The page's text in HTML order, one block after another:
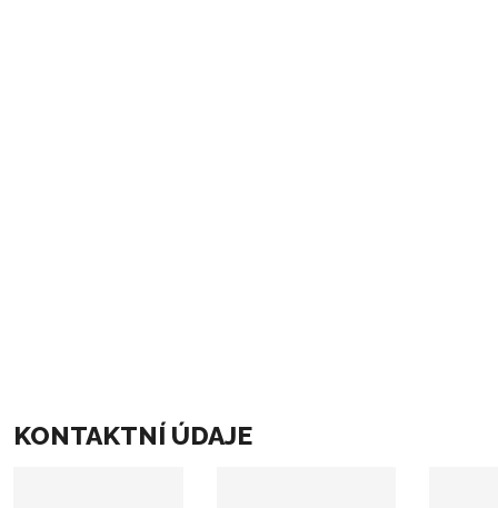
KONTAKTNÍ ÚDAJE